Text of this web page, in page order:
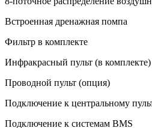
Встроенная дренажная помпа
Фильтр в комплекте
Инфракрасный пульт (в комплекте)
Проводной пульт (опция)
Подключение к центральному
Подключение к системам BMS